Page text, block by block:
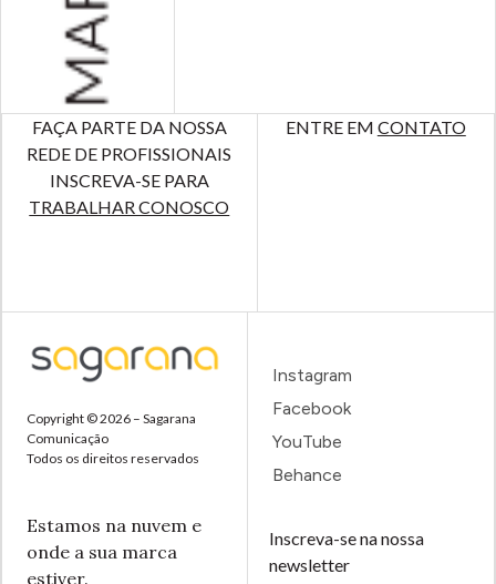
FAÇA PARTE DA NOSSA
REDE DE PROFISSIONAIS
INSCREVA-SE PARA
TRABALHAR CONOSCO
ENTRE EM CONTATO
Copyright © 2026 – Sagarana
Comunicação
Todos os direitos reservados
Estamos na nuvem e
onde a sua marca
estiver.
Instagram
Facebook
YouTube
Behance
Inscreva-se na nossa
newsletter